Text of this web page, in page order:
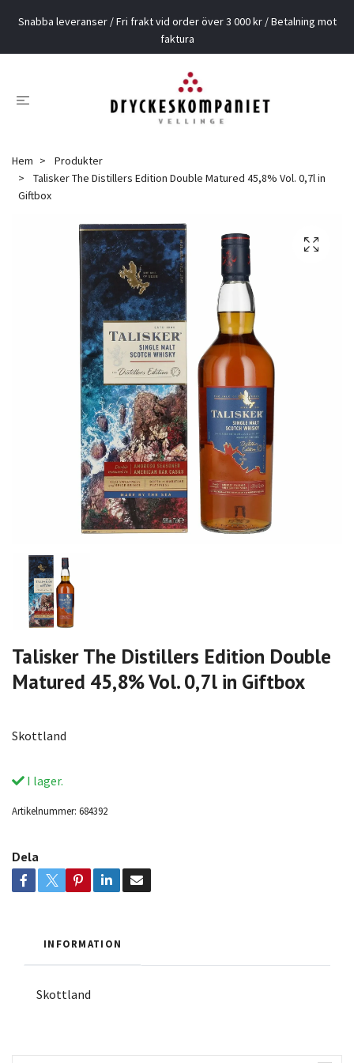
Snabba leveranser / Fri frakt vid order över 3 000 kr / Betalning mot
faktura
Hem
Produkter
Talisker The Distillers Edition Double Matured 45,8% Vol. 0,7l in
Giftbox
Talisker The Distillers Edition Double
Matured 45,8% Vol. 0,7l in Giftbox
Skottland
I lager.
Artikelnummer: 684392
Dela
INFORMATION
Skottland